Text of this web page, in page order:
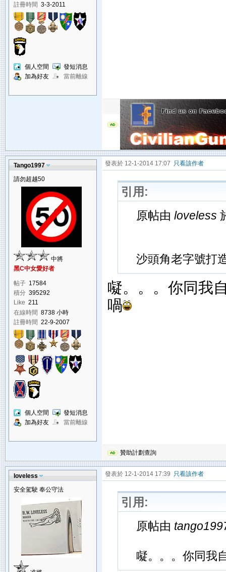
註冊時間 3-3-2011
個人空間
發短消息
加為好友
當前離線
Tango1997
請勿超越50
中將
黑C中女愛好者
帖子 17584
積分 395292
Like 211
在線時間 8738 小時
註冊時間 22-9-2007
個人空間
發短消息
加為好友
當前離線
發表於 12-1-2014 17:07 只看該作者
引用:
原帖由 loveless
沙頭角老字號打
㘈。。。你同我
喎
贊助計劃查詢
loveless
安全駕駛 奉公守法
發表於 12-1-2014 17:39 只看該作者
引用:
原帖由
㘈。。。你同我